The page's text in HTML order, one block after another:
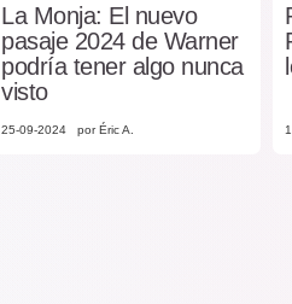
La Monja: El nuevo
pasaje 2024 de Warner
podría tener algo nunca
visto
25-09-2024 por Éric A.